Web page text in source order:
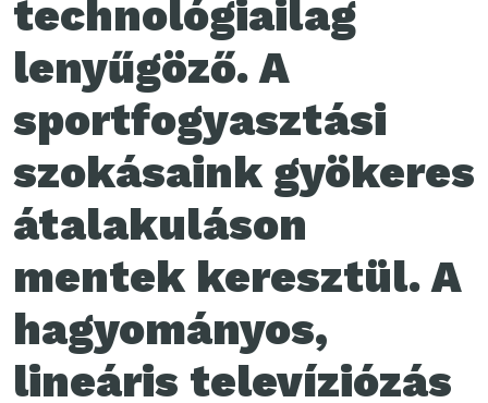
technológiailag
lenyűgöző. A
sportfogyasztási
szokásaink gyökeres
átalakuláson
mentek keresztül. A
hagyományos,
lineáris televíziózás